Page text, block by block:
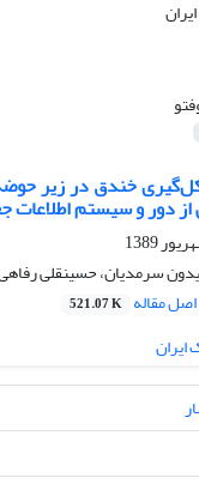
خندق در زیر
دور و سیستم اطلاعات
سرمدیان، حسینقلی
اصل مقاله 521.07 K